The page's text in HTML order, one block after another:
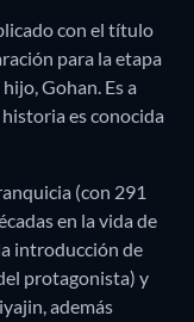
con el título
para la etapa
Gohan. Es a
es conocida
(con 291
en la vida de
introducción de
protagonista) y
además